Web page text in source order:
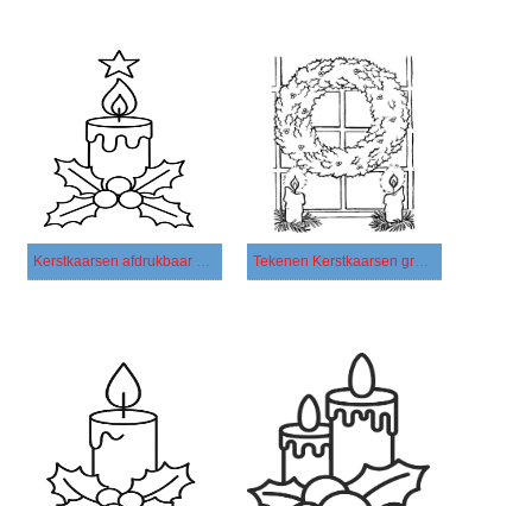
Kerstkaarsen afdrukbaar basis Tekenen Kerstkaarsen gratis afdrukbaar eenvoudig